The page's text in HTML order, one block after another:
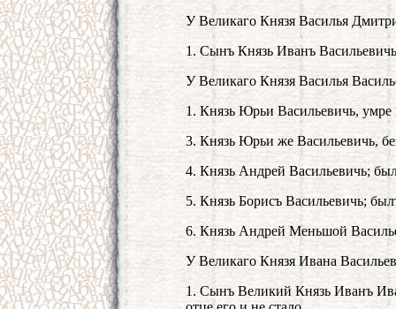
У Великаго Князя Василья
1. Сынъ Князь Иванъ
У Великаго Князя Василья
1. Князь Юрьи Васильевичь, умре
3. Князь Юрьи же Васильевичь,
4. Князь Андрей Васильевичь;
5. Князь Борисъ Васильевичь;
6. Князь Андрей Меньшой
У Великаго Князя Ивана
1. Сынъ Великий Князь Иванъ